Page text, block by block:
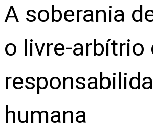
A soberania
o livre-arbítrio
humana